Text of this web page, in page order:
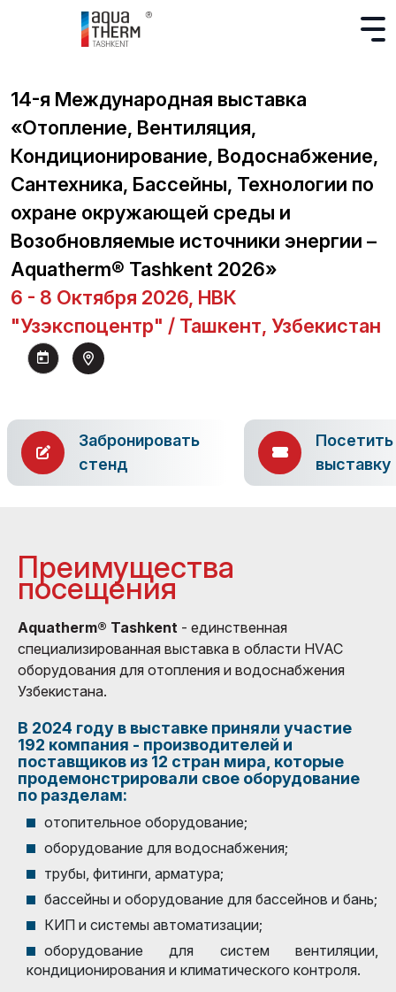
14-я Международная выставка
«Отопление, Вентиляция,
Кондиционирование, Водоснабжение,
Сантехника, Бассейны, Технологии по
охране окружающей среды и
Возобновляемые источники энергии –
Aquatherm® Tashkent 2026»
6 - 8 Октября 2026, НВК
"Узэкспоцентр" / Ташкент, Узбекистан
Забронировать
стенд
Посетить
выставку
Преимущества
посещения
Aquatherm® Tashkent - единственная
специализированная выставка в области HVAC
оборудования для отопления и водоснабжения
Узбекистана.
В 2024 году в выставке приняли участие
192 компания - производителей и
поставщиков из 12 стран мира, которые
продемонстрировали свое оборудование
по разделам:
отопительное оборудование;
оборудование для водоснабжения;
трубы, фитинги, арматура;
бассейны и оборудование для бассейнов и бань;
КИП и системы автоматизации;
оборудование для систем вентиляции,
кондиционирования и климатического контроля.